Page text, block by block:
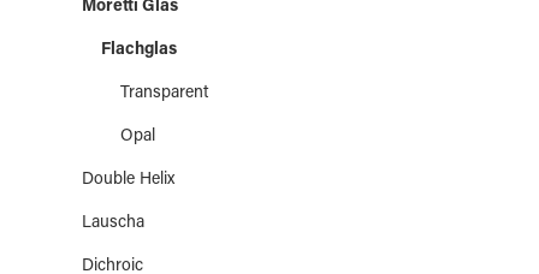
Moretti Glas
Flachglas
Transparent
Opal
Double Helix
Lauscha
Dichroic